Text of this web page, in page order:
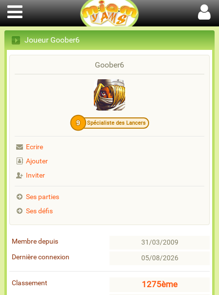
Joueur Goober6
Goober6
9 Spécialiste des Lancers
Ecrire
Ajouter
Inviter
Ses parties
Ses défis
Membre depuis
31/03/2009
Dernière connexion
05/08/2026
Classement 1275ème